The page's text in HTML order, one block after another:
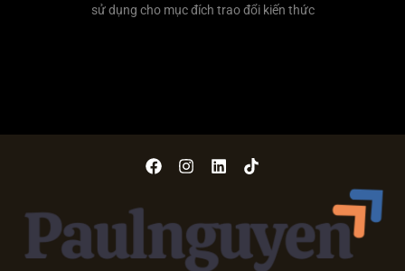
sử dụng cho mục đích trao đổi kiến thức